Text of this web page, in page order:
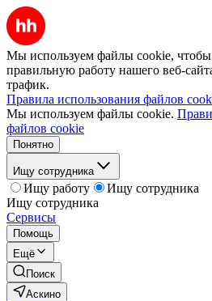
Мы используем файлы cookie, чтобы
правильную работу нашего веб-
трафик.
Правила использования файлов
Мы используем файлы cookie.
файлов cookie
Понятно
Ищу сотрудника
Ищу работу
Ищу сотрудника
Ищу сотрудника
Сервисы
Помощь
Ещё
Поиск
Аскино